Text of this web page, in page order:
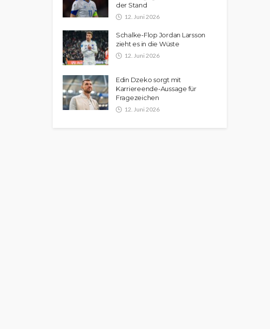
der Stand
12. Juni 2026
Schalke-Flop Jordan Larsson
zieht es in die Wüste
12. Juni 2026
Edin Dzeko sorgt mit
Karriereende-Aussage für
Fragezeichen
12. Juni 2026